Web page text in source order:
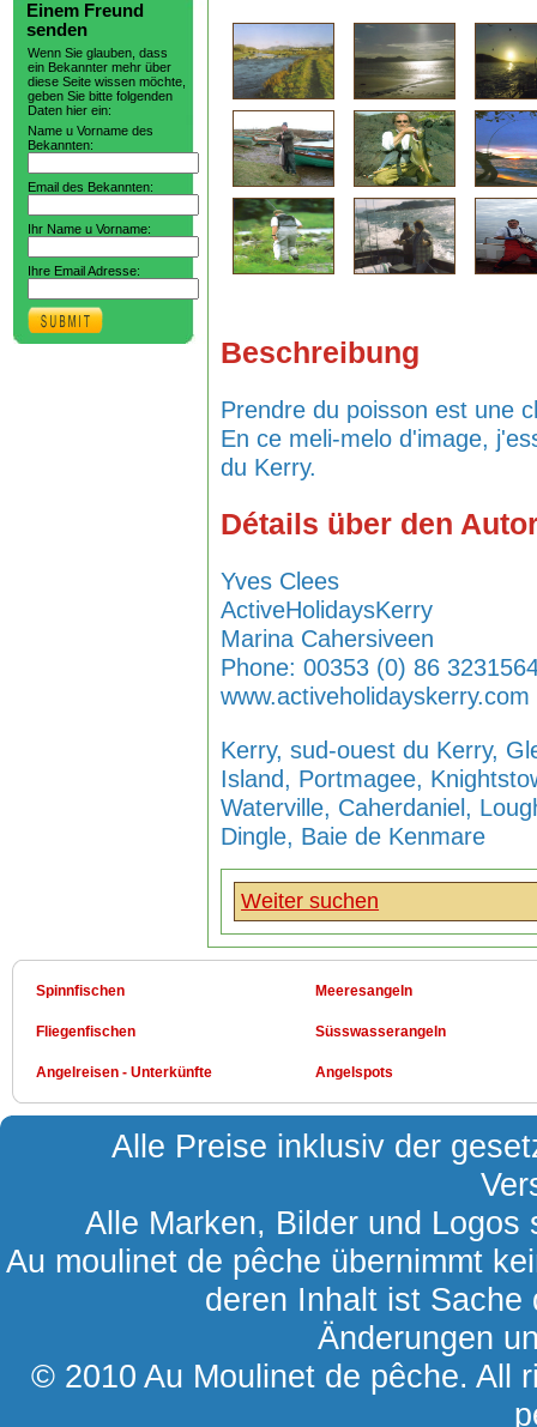
Einem Freund
senden
Wenn Sie glauben, dass
ein Bekannter mehr über
diese Seite wissen möchte,
geben Sie bitte folgenden
Daten hier ein:
Name u Vorname des
Bekannten:
Email des Bekannten:
Ihr Name u Vorname:
Ihre Email Adresse:
Beschreibung
Prendre du poisson est une
En ce meli-melo d'image,
du Kerry.
Détails über den
Yves Clees
ActiveHolidaysKerry
Marina Cahersiveen
Phone: 00353 (0) 86
www.activeholidayskerry.com
Kerry, sud-ouest du Kerry,
Island, Portmagee,
Waterville, Caherdaniel,
Dingle, Baie de Kenmare
Weiter suchen
Spinnfischen Meeresangeln
Fliegenfischen Süsswasserangeln
Angelreisen - Unterkünfte Angelspots
Alle Preise inklusiv der
Alle Marken, Bilder und
Au moulinet de pêche übernimmt
deren Inhalt ist Sache
Änderungen
© 2010 Au Moulinet de pêche. All